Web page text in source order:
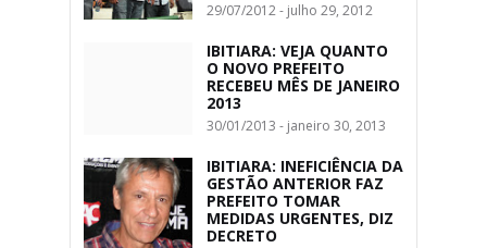
29/07/2012 - julho 29, 2012
IBITIARA: VEJA QUANTO
O NOVO PREFEITO
RECEBEU MÊS DE JANEIRO
2013
30/01/2013 - janeiro 30, 2013
IBITIARA: INEFICIÊNCIA DA
GESTÃO ANTERIOR FAZ
PREFEITO TOMAR
MEDIDAS URGENTES, DIZ
DECRETO